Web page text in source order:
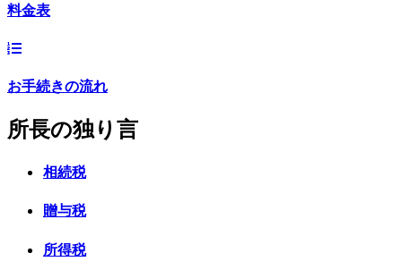
料金表
お手続きの流れ
所長の独り言
相続税
贈与税
所得税